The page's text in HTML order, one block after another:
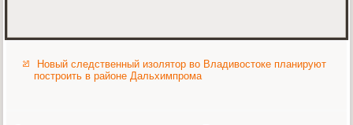
Новый следственный изолятор во Владивостоке планируют
построить в районе Дальхимпрома